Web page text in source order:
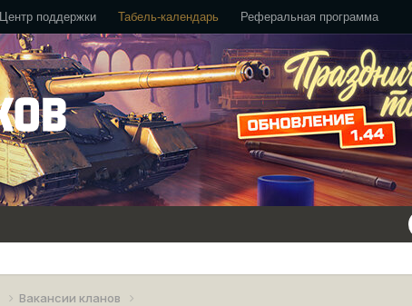
Центр поддержки Табель-календарь Реферальная программа
Вакансии кланов